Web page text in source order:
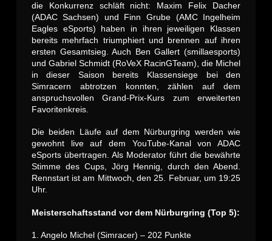
die Konkurrenz schläft nicht: Maxim Felix Dacher
(ADAC Sachsen) und Finn Grube (AMC Ingelheim
Eagles eSports) haben in ihren jeweiligen Klassen
bereits mehrfach triumphiert und brennen auf ihren
ersten Gesamtsieg. Auch Ben Gallert (smillaesports)
und Gabriel Schmidt (RoVeX RacinGTeam), die Michel
in dieser Saison bereits Klassensiege bei den
Simracern abtrotzen konnten, zählen auf dem
anspruchsvollen Grand-Prix-Kurs zum erweiterten
Favoritenkreis.
Die beiden Läufe auf dem Nürburgring werden wie
gewohnt live auf dem YouTube-Kanal von ADAC
eSports übertragen. Als Moderator führt die bewährte
Stimme des Cups, Jörg Hennig, durch den Abend.
Rennstart ist am Mittwoch, den 25. Februar, um 19:25
Uhr.
Meisterschaftsstand vor dem Nürburgring (Top 5):
1. Angelo Michel (Simracer) – 202 Punkte